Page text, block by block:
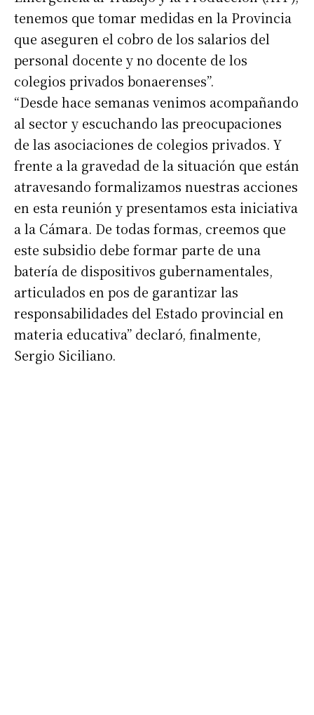
Suscribirme gratis
Dirección de correo electrónico *
Nombre
Apellidos
Número de teléfono
tenemos que tomar medidas en la Provincia
que aseguren el cobro de los salarios del
personal docente y no docente de los
colegios privados bonaerenses”.
“Desde hace semanas venimos acompañando
al sector y escuchando las preocupaciones
de las asociaciones de colegios privados. Y
frente a la gravedad de la situación que están
atravesando formalizamos nuestras acciones
en esta reunión y presentamos esta iniciativa
a la Cámara. De todas formas, creemos que
este subsidio debe formar parte de una
batería de dispositivos gubernamentales,
articulados en pos de garantizar las
responsabilidades del Estado provincial en
materia educativa” declaró, finalmente,
Sergio Siciliano.